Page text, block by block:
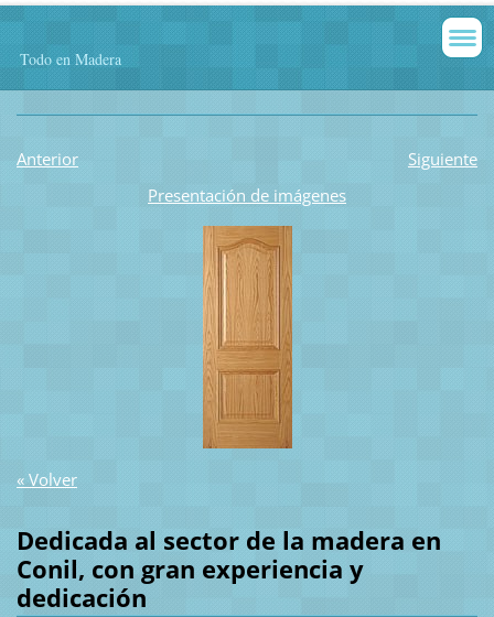
Todo en Madera
Anterior
Siguiente
Presentación de imágenes
« Volver
Dedicada al sector de la madera en
Conil, con gran experiencia y
dedicación